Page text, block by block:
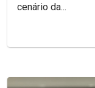
cenário da...